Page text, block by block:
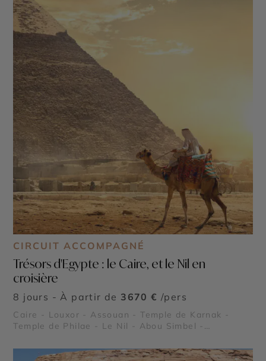
CIRCUIT ACCOMPAGNÉ
Trésors d'Egypte : le Caire, et le Nil en
croisière
8 jours - À partir de 3670 € /pers
Caire - Louxor - Assouan - Temple de Karnak -
Temple de Philae - Le Nil - Abou Simbel -
Vallée des Reines